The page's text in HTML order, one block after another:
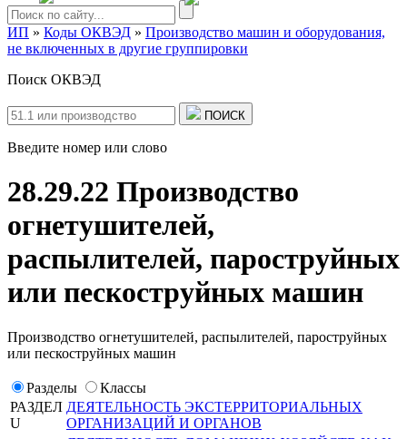
ИП » Коды ОКВЭД » Производство машин и оборудования,
не включенных в другие группировки
Поиск ОКВЭД
ПОИСК
Введите номер или слово
28.29.22 Производство
огнетушителей,
распылителей, пароструйных
или пескоструйных машин
Производство огнетушителей, распылителей, пароструйных
или пескоструйных машин
Разделы
Классы
РАЗДЕЛ
U
ДЕЯТЕЛЬНОСТЬ ЭКСТЕРРИТОРИАЛЬНЫХ
ОРГАНИЗАЦИЙ И ОРГАНОВ